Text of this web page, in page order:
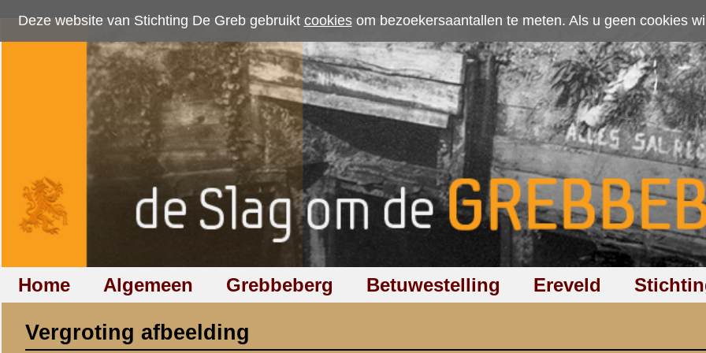
Deze website van Stichting De Greb gebruikt cookies om bezoekersaantallen te meten. Als u geen cookies wilt toestaan kunt u hier klikken Accepteer cookies
Home Grebbeberg Betuwestelling Ereveld Stichting Discussiegroep Zoeken
Vergroting afbeelding